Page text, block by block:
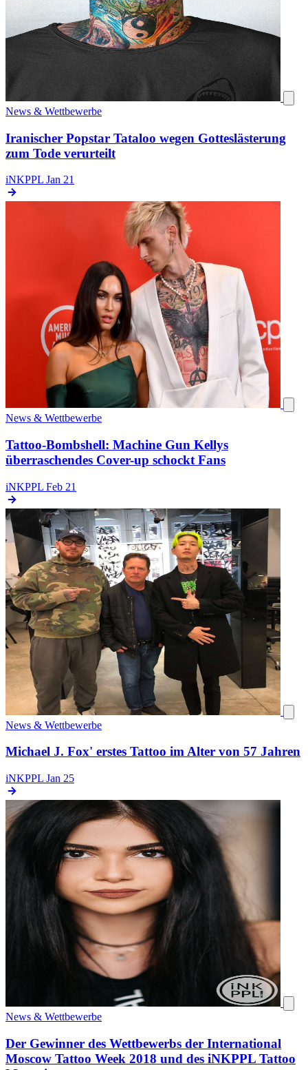
News & Wettbewerbe
Iranischer Popstar Tataloo wegen Gotteslästerung
zum Tode verurteilt
iNKPPL Jan 21
News & Wettbewerbe
Tattoo-Bombshell: Machine Gun Kellys
überraschendes Cover-up schockt Fans
iNKPPL Feb 21
News & Wettbewerbe
Michael J. Fox' erstes Tattoo im Alter von 57 Jahren
iNKPPL Jan 25
News & Wettbewerbe
Der Gewinner des Wettbewerbs der International
Moscow Tattoo Week 2018 und des iNKPPL Tattoo